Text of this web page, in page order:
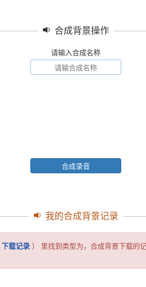
合成背景操作
请输入合成名称
合成录音
我的合成背景记录
下载记录 ） 里找到类型为，合成背景下载的